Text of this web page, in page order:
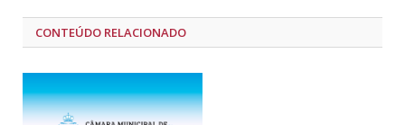
CONTEÚDO RELACIONADO